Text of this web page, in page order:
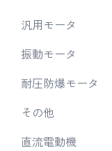
汎用モータ
振動モータ
耐圧防爆モータ
その他
直流電動機